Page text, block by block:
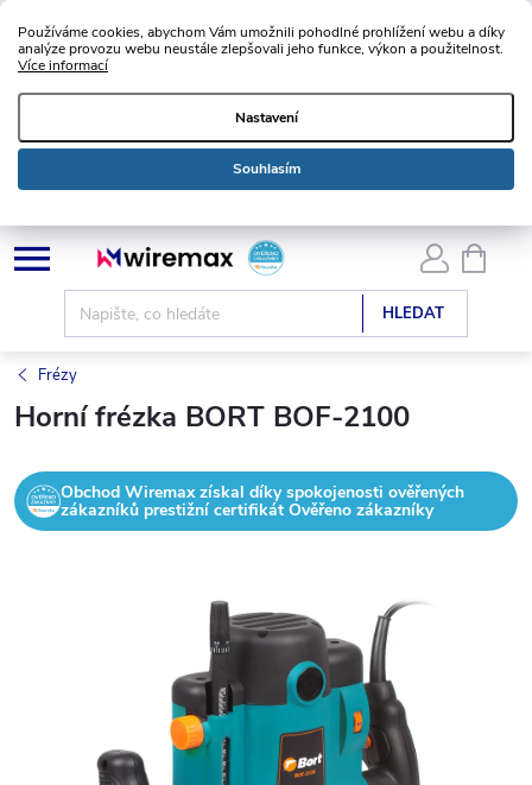
Používáme cookies, abychom Vám umožnili pohodlné prohlížení webu a díky
analýze provozu webu neustále zlepšovali jeho funkce, výkon a použitelnost.
Více informací
Nastavení
Souhlasím
Přejít
na
HLEDAT
KOŠÍK
Frézy
Horní frézka BORT BOF-2100
Obchod Wiremax získal díky spokojenosti ověřených
zákazníků prestižní certifikát Ověřeno zákazníky